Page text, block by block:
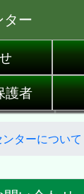
ター
護者
ンターについて